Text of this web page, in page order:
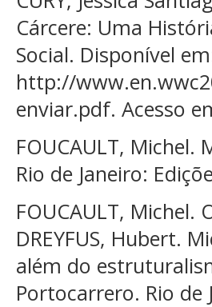
Cárcere: Uma
Social. Disponível
http://
enviar.pdf. Acesso
FOUCAULT,
Rio de Janeiro:
FOUCAULT, Michel.
DREYFUS, Hubert.
além do
Portocarrero. Rio de